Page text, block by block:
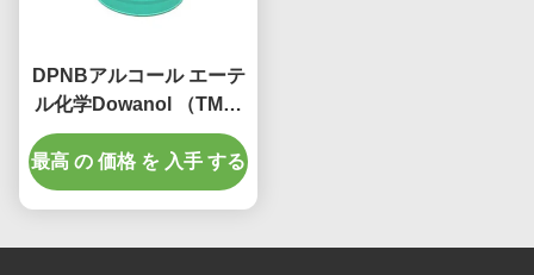
DPNBアルコール エーテ
ル化学Dowanol （TM）
Dpnb、無色のおよび透
明な液体
最高 の 価格 を 入手 する